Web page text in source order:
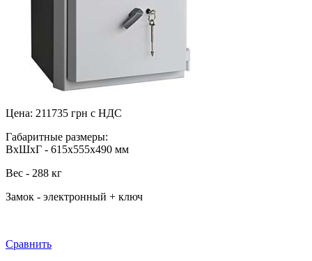
Цена: 211735 грн с НДС
Габаритные размеры:
ВхШхГ - 615х555х490 мм
Вес - 288 кг
Замок - электронный + ключ
Сравнить